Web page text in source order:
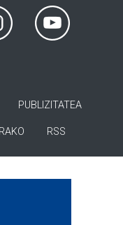
PUBLIZITATEA
RSS